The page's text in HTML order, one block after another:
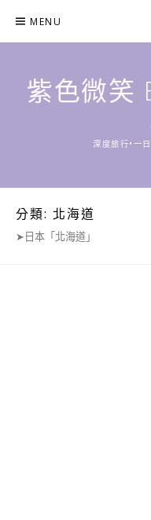
content
MENU
紫色微笑
深度旅行•一
分類: 北海道
➤日本「北海道」